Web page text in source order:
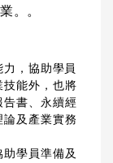
。。
，協助學員
技能外，也將
告書、永續經
及產業實務
學員準備及